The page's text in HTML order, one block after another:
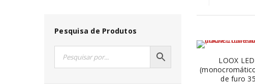
Pesquisa de Produtos
LOOX
de furo